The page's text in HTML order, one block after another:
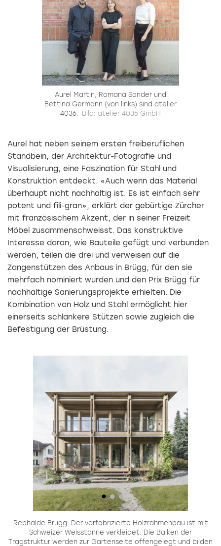
Aurel Martin, Romana Sander und
Bettina ­Germann (von links) sind atelier
4036.
Bild: atelier 4036 GmbH
Aurel hat neben seinem ersten freiberuflichen
Standbein, der Architektur-Fotografie und
Visualisierung, eine Faszination für Stahl und
Konstruktion entdeckt. «Auch wenn das Material
überhaupt nicht nachhaltig ist. Es ist einfach sehr
potent und fili­-gran», erklärt der gebürtige Zürcher
mit französischem Akzent, der in seiner Freizeit
Möbel zusammenschweisst. Das konstruktive
Interesse daran, wie Bauteile gefügt und verbunden
werden, teilen die drei und verweisen auf die
Zangenstützen des Anbaus in Brügg, für den sie
mehrfach nominiert wurden und den Prix Brügg für
nachhaltige Sanierungsprojekte erhielten. Die
Kombination von Holz und Stahl ermöglicht hier
einerseits schlankere Stützen sowie zugleich die
Befestigung der Brüstung.
Rebhalde Brügg: Der vorfabrizierte Holzrahmenbau ist mit
Schweizer Weisstanne verkleidet. Die Balken der
Tragstruktur werden zur Gartenseite offengelegt und bilden